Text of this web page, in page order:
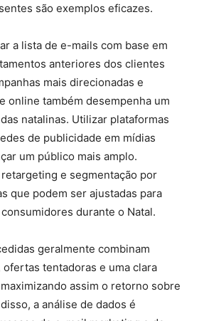
são exemplos eficazes.
a lista de e-mails com base em
anteriores dos clientes
mais direcionadas e
online também desempenha um
natalinas. Utilizar plataformas
de publicidade em mídias
um público mais amplo.
e segmentação por
que podem ser ajustadas para
durante o Natal.
geralmente combinam
tentadoras e uma clara
assim o retorno sobre
a análise de dados é